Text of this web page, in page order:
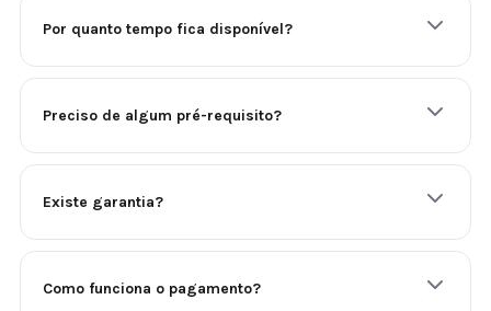
Por quanto tempo fica disponível?
Preciso de algum pré-requisito?
Existe garantia?
Como funciona o pagamento?